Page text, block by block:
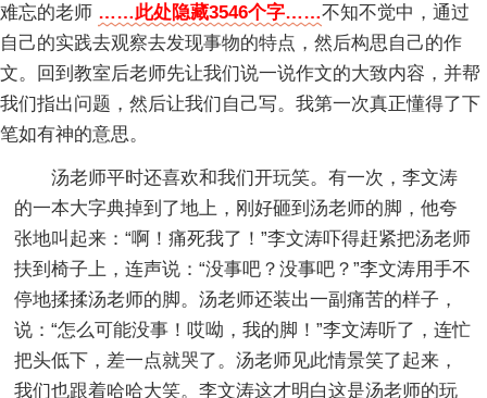
难忘的老师 ……此处隐藏3546个字……不知不觉中，通过
自己的实践去观察去发现事物的特点，然后构思自己的作
文。回到教室后老师先让我们说一说作文的大致内容，并帮
我们指出问题，然后让我们自己写。我第一次真正懂得了下
笔如有神的意思。
汤老师平时还喜欢和我们开玩笑。有一次，李文涛
的一本大字典掉到了地上，刚好砸到汤老师的脚，他夸
张地叫起来：“啊！痛死我了！”李文涛吓得赶紧把汤老师
扶到椅子上，连声说：“没事吧？没事吧？”李文涛用手不
停地揉揉汤老师的脚。汤老师还装出一副痛苦的样子，
说：“怎么可能没事！哎呦，我的脚！”李文涛听了，连忙
把头低下，差一点就哭了。汤老师见此情景笑了起来，
我们也跟着哈哈大笑。李文涛这才明白这是汤老师的玩